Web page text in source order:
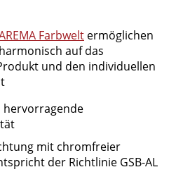
Farbwelt ermöglichen
auf das
und den individuellen
hervorragende
mit chromfreier
der Richtlinie GSB-AL